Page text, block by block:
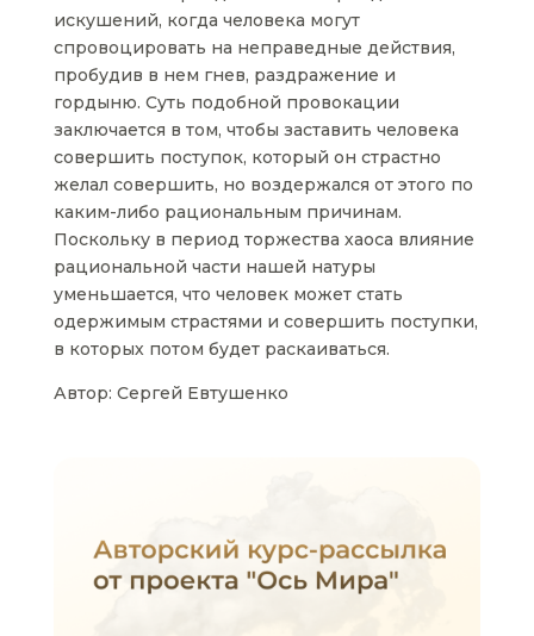
искушений, когда человека могут
спровоцировать на неправедные действия,
пробудив в нем гнев, раздражение и
гордыню. Суть подобной провокации
заключается в том, чтобы заставить человека
совершить поступок, который он страстно
желал совершить, но воздержался от этого по
каким-либо рациональным причинам.
Поскольку в период торжества хаоса влияние
рациональной части нашей натуры
уменьшается, что человек может стать
одержимым страстями и совершить поступки,
в которых потом будет раскаиваться.
Автор: Сергей Евтушенко